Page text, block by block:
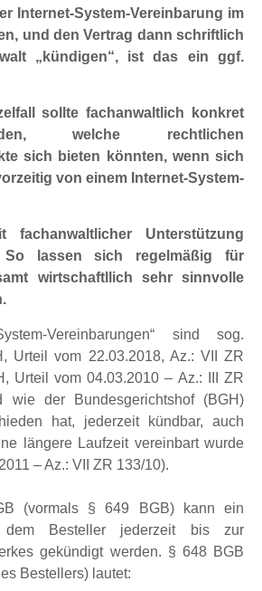
Internet-System-Vereinbarung im
und den Vertrag dann schriftlich
„kündigen“, ist das ein ggf.
sollte fachanwaltlich konkret
welche rechtlichen
sich bieten könnten, wenn sich
von einem Internet-System-
fachanwaltlicher Unterstützung
So lassen sich regelmäßig für
wirtschaftllich sehr sinnvolle
Vereinbarungen“ sind sog.
Urteil vom 22.03.2018, Az.: VII ZR
Urteil vom 04.03.2010 – Az.: III ZR
wie der Bundesgerichtshof (BGH)
hat, jederzeit kündbar, auch
längere Laufzeit vereinbart wurde
– Az.: VII ZR 133/10).
(vormals § 649 BGB) kann ein
dem Besteller jederzeit bis zur
gekündigt werden. § 648 BGB
Bestellers) lautet: